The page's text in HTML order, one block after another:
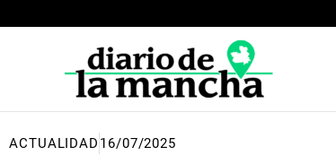
al
ACTUALIDAD 16/07/2025